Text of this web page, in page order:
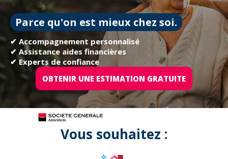
Parce qu'on est mieux chez soi.
✔ Accompagnement personnalisé
✔ Assistance aides financières
✔ Experts de confiance
OBTENIR UNE ESTIMATION GRATUITE
Tous nos projets sont assurés par
Vous souhaitez :